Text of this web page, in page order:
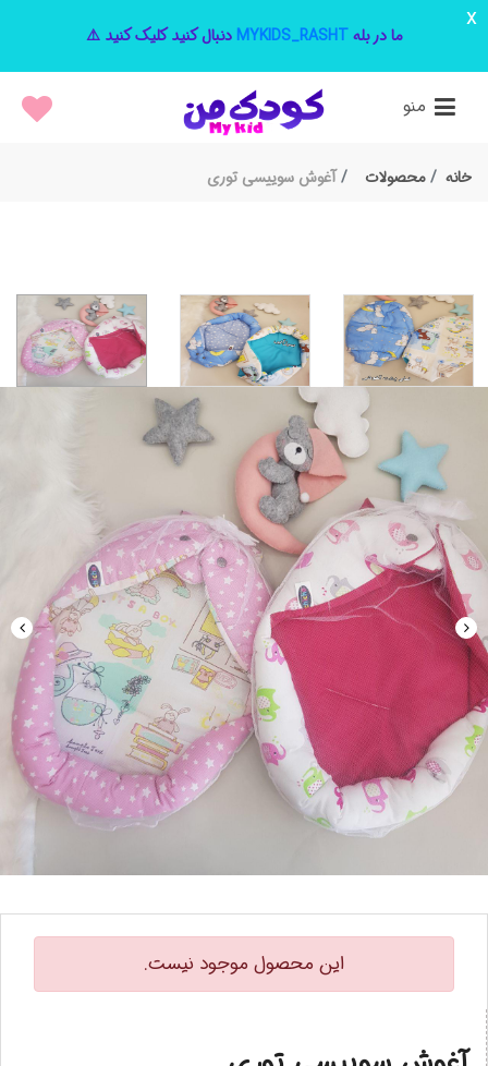
ما در بلهMYKIDS_RASHT دنبال کنید کلیک کنید ⚠️
x
منو
خانه محصولات آغوش سوییسی توری
این محصول موجود نیست.